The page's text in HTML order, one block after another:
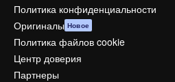
Политика конфиденциальности
Оригиналы Новое
Политика файлов cookie
Центр доверия
Партнеры